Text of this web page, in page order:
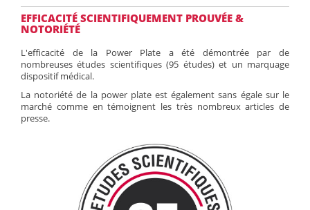
EFFICACITÉ SCIENTIFIQUEMENT PROUVÉE &
NOTORIÉTÉ
L'efficacité de la Power Plate a été démontrée par de
nombreuses études scientifiques (95 études) et un marquage
dispositif médical.
La notoriété de la power plate est également sans égale sur le
marché comme en témoignent les très nombreux articles de
presse.